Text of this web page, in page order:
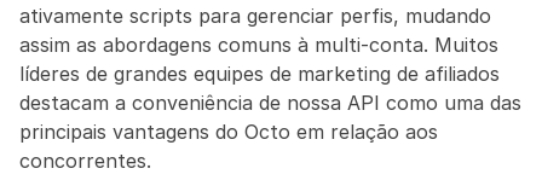
ativamente scripts para gerenciar perfis, mudando
assim as abordagens comuns à multi-conta. Muitos
líderes de grandes equipes de marketing de afiliados
destacam a conveniência de nossa API como uma das
principais vantagens do Octo em relação aos
concorrentes.